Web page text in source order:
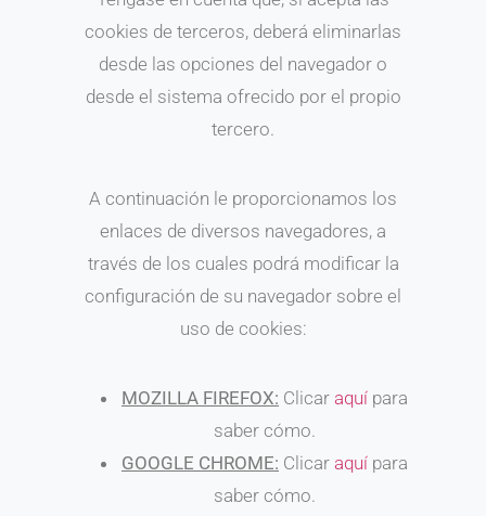
cookies de terceros, deberá eliminarlas
desde las opciones del navegador o
desde el sistema ofrecido por el propio
tercero.
A continuación le proporcionamos los
enlaces de diversos navegadores, a
través de los cuales podrá modificar la
configuración de su navegador sobre el
uso de cookies:
MOZILLA FIREFOX: Clicar aquí para
saber cómo.
GOOGLE CHROME: Clicar aquí para
saber cómo.